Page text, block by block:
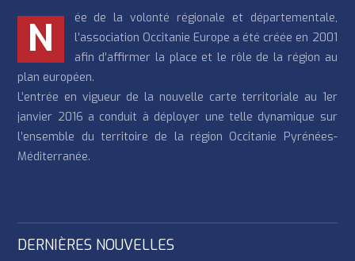
N
ée de la volonté régionale et départementale,
l’association Occitanie Europe a été créée en 2001
afin d’affirmer la place et le rôle de la région au
plan européen.
L’entrée en vigueur de la nouvelle carte territoriale au 1er
janvier 2016 a conduit à déployer une telle dynamique sur
l’ensemble du territoire de la région Occitanie Pyrénées-
Méditerranée.
DERNIÈRES NOUVELLES